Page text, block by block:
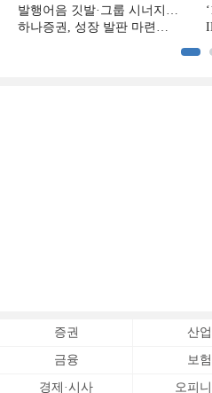
발행어음 깃발·그룹 시너지…
하나증권, 성장 발판 마련
증권 산업
금융 보험
경제·시사 오피